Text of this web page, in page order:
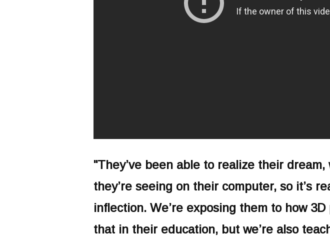
"They’ve been able to realize their dream,
they’re seeing on their computer, so it’s
inflection. We’re exposing them to how
that in their education, but we’re also